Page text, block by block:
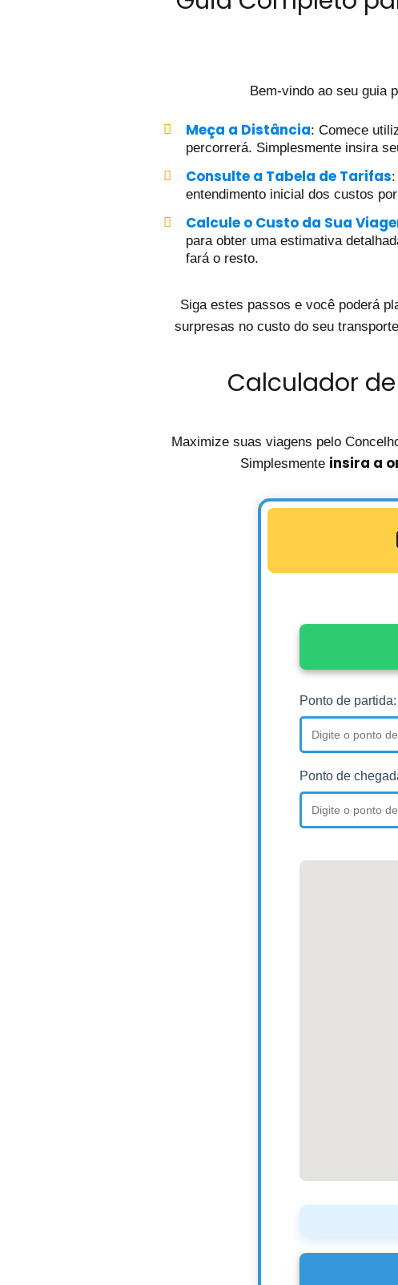
Bem-vindo ao seu guia
Meça a Distância: Comece
percorrerá. Simplesmente insira
Consulte a Tabela de Tarifas
entendimento inicial dos custos
Calcule o Custo da Sua
para obter uma estimativa
fará o resto.
Siga estes passos e você poderá
surpresas no custo do seu
Calculador
Maximize suas viagens pelo
Simplesmente insira a
Ponto de partida:
Ponto de